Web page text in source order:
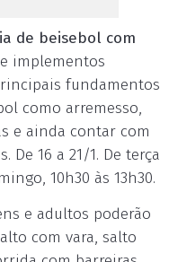
de beisebol com
implementos
fundamentos
como arremesso,
e ainda contar com
De 16 a 21/1. De terça
10h30 às 13h30.
e adultos poderão
com vara, salto